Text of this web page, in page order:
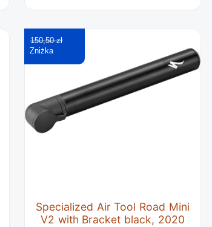
Specialized Air Tool Road Mini
V2 with Bracket black, 2020
150,50 zł